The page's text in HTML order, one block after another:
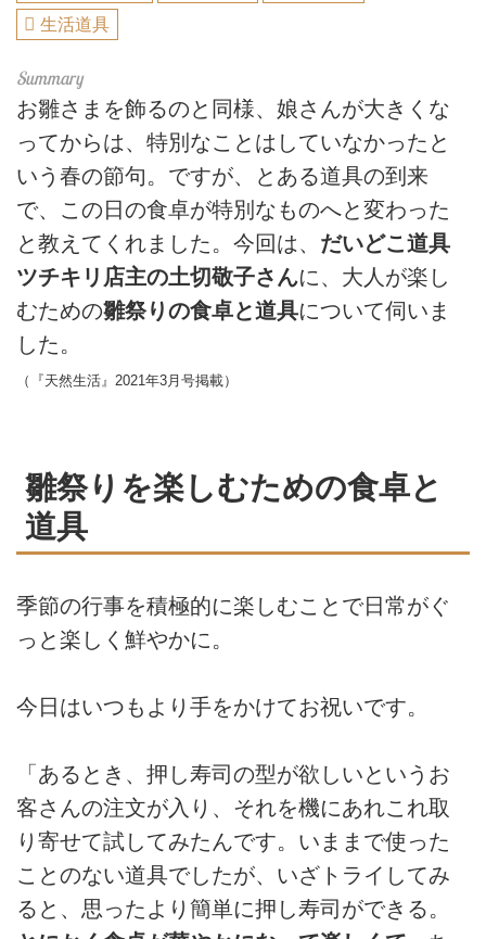
生活道具
お雛さまを飾るのと同様、娘さんが大きくな
ってからは、特別なことはしていなかったと
いう春の節句。ですが、とある道具の到来
で、この日の食卓が特別なものへと変わった
と教えてくれました。今回は、 だいどこ道具
ツチキリ店主の土切敬子さんに、大人が楽し
むための雛祭りの食卓と道具について伺いま
した。
（『天然生活』2021年3月号掲載）
雛祭りを楽しむための食卓と
道具
季節の行事を積極的に楽しむことで日常がぐ
っと楽しく鮮やかに。
今日はいつもより手をかけてお祝いです。
「あるとき、押し寿司の型が欲しいというお
客さんの注文が入り、それを機にあれこれ取
り寄せて試してみたんです。いままで使った
ことのない道具でしたが、いざトライしてみ
ると、思ったより簡単に押し寿司ができる。